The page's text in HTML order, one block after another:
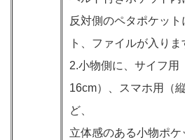
反対側のペタポケッ
ト、ファイルが入りま
2.小物側に、サイフ用
16cm）、スマホ用（
ど、
立体感のある小物ポ